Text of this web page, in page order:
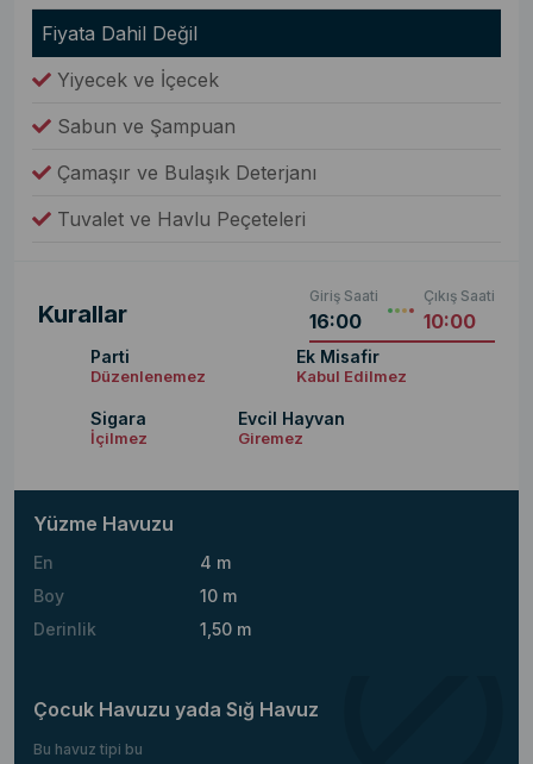
Fiyata Dahil Değil
Yiyecek ve İçecek
Sabun ve Şampuan
Çamaşır ve Bulaşık Deterjanı
Tuvalet ve Havlu Peçeteleri
Kurallar
Giriş Saati
16:00
Çıkış Saati
10:00
Parti
Düzenlenemez
Ek Misafir
Kabul Edilmez
Sigara
İçilmez
Evcil Hayvan
Giremez
Yüzme Havuzu
En
4 m
Boy
10 m
Derinlik
1,50 m
Çocuk Havuzu yada Sığ Havuz
Bu havuz tipi bu